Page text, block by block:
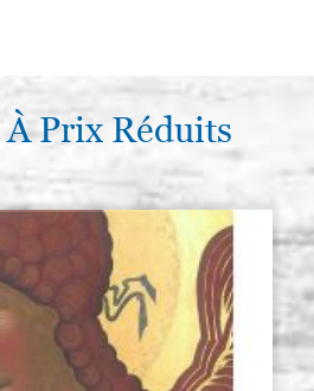
Prix Réduits